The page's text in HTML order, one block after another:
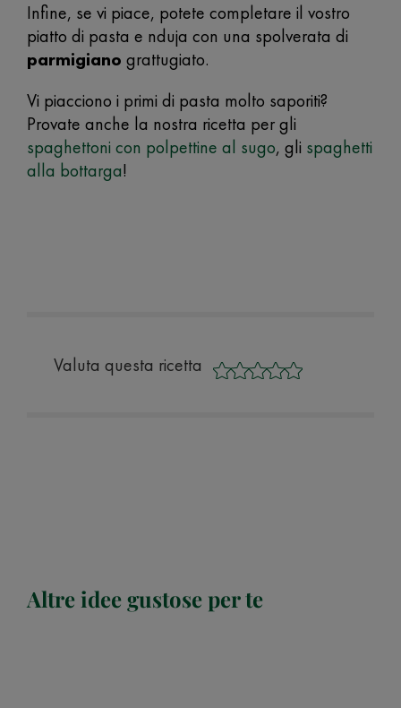
Infine, se vi piace, potete completare il vostro
piatto di pasta e nduja con una spolverata di
parmigiano grattugiato.
Vi piacciono i primi di pasta molto saporiti?
Provate anche la nostra ricetta per gli
spaghettoni con polpettine al sugo, gli spaghetti
alla bottarga!
Valuta questa ricetta
Altre idee gustose per te